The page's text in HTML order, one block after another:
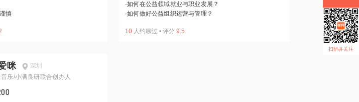
慎
·如何在公益领域就业与职业发展？
·如何做好公益组织运营与管理？
10 人约聊过 • 评分 9.5
咪
深圳
音乐/小满良研联合创办人
扫码并关注